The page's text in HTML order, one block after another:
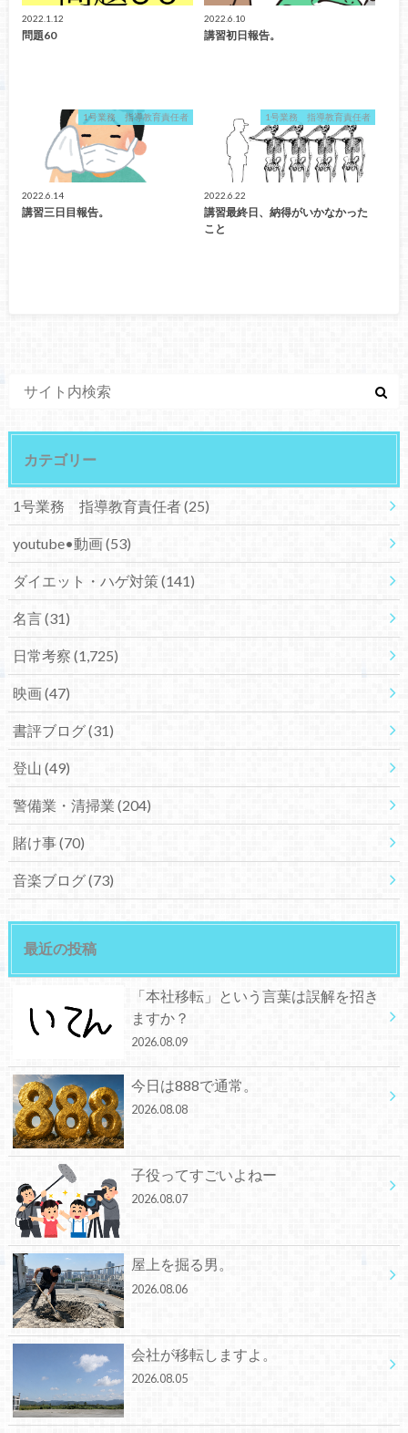
2022.1.12
問題60
2022.6.10
講習初日報告。
1号業務 指導教育責任者
2022.6.14
講習三日目報告。
1号業務 指導教育責任者
2022.6.22
講習最終日、納得がいかなかった
こと
カテゴリー
1号業務 指導教育責任者(25)
youtube•動画(53)
ダイエット・ハゲ対策(141)
名言(31)
日常考察 (1,725)
映画(47)
書評ブログ(31)
登山 (49)
警備業・清掃業 (204)
賭け事(70)
音楽ブログ(73)
最近の投稿
「本社移転」という言葉は誤解を招き
ますか？
2026.08.09
今日は888で通常。
2026.08.08
子役ってすごいよねー
2026.08.07
屋上を掘る男。
2026.08.06
会社が移転しますよ。
2026.08.05